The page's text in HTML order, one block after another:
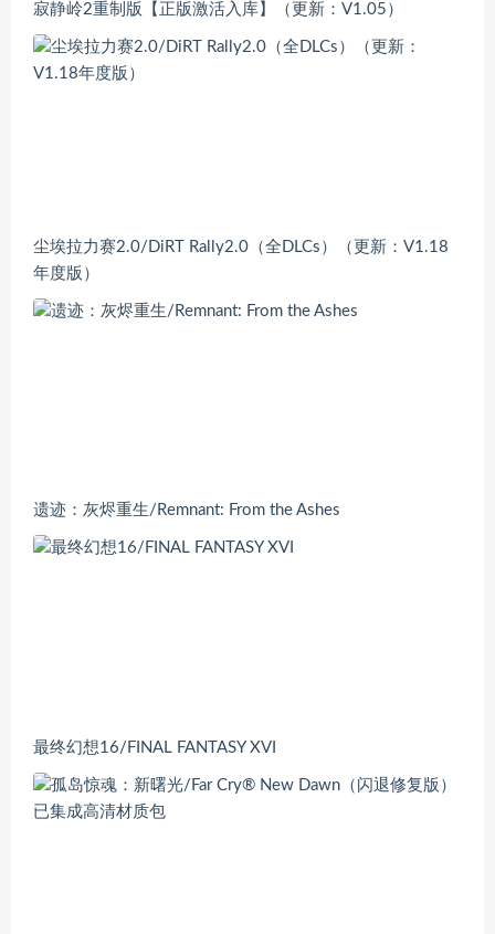
寂静岭2重制版【正版激活入库】（更新：V1.05）
尘埃拉力赛2.0/DiRT Rally2.0（全DLCs）（更新：V1.18
年度版）
遗迹：灰烬重生/Remnant: From the Ashes
最终幻想16/FINAL FANTASY XVI